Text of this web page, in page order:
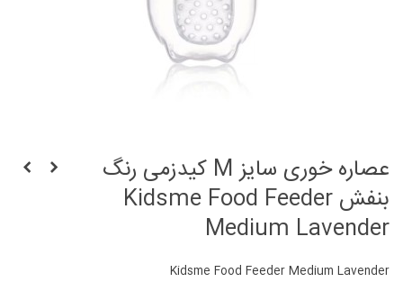
عصاره خوری سایز M کیدزمی رنگ
بنفش Kidsme Food Feeder
Medium Lavender
Kidsme Food Feeder Medium Lavender